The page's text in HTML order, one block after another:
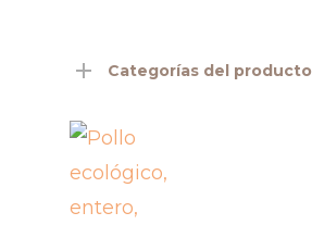
Categorías del producto